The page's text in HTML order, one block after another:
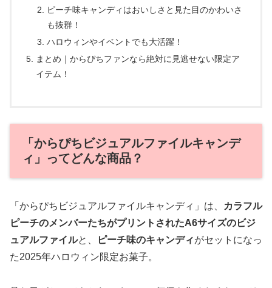
ピーチ味キャンディはおいしさと見た目のかわいさ
も抜群！
ハロウィンやイベントでも大活躍！
まとめ｜からぴちファンなら絶対に見逃せない限定ア
イテム！
「からぴちビジュアルファイルキャンデ
ィ」ってどんな商品？
「からぴちビジュアルファイルキャンディ」は、 カラフル
ピーチのメンバーたちがプリントされたA6サイズのビジ
ュアルファイルと、 ピーチ味のキャンディがセットになっ
た2025年ハロウィン限定お菓子。